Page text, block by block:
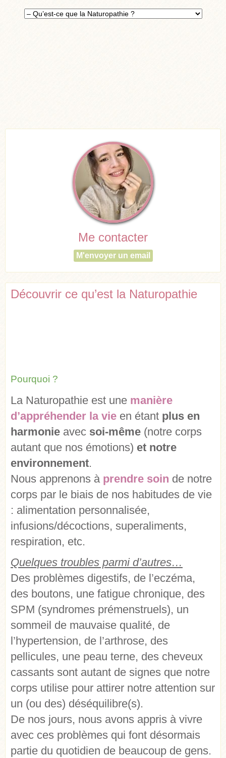
Me contacter
M'envoyer un email
Découvrir ce qu’est la Naturopathie
Pourquoi ?
La Naturopathie est une manière
d’appréhender la vie en étant plus en
harmonie avec soi-même (notre corps
autant que nos émotions) et notre
environnement.
Nous apprenons à prendre soin de notre
corps par le biais de nos habitudes de vie
: alimentation personnalisée,
infusions/décoctions, superaliments,
respiration, etc.
Quelques troubles parmi d’autres…
Des problèmes digestifs, de l’eczéma,
des boutons, une fatigue chronique, des
SPM (syndromes prémenstruels), un
sommeil de mauvaise qualité, de
l’hypertension, de l’arthrose, des
pellicules, une peau terne, des cheveux
cassants sont autant de signes que notre
corps utilise pour attirer notre attention sur
un (ou des) déséquilibre(s).
De nos jours, nous avons appris à vivre
avec ces problèmes qui font désormais
partie du quotidien de beaucoup de gens.